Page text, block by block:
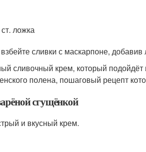
ложка
сливки с маскарпоне,
сливочный крем, который
полена, пошаговый рецепт
сгущёнкой
и вкусный крем.